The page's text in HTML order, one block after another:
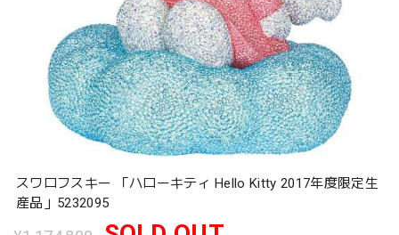
スワロフスキー 「ハローキティ Hello Kitty 2017年度限定生
産品」5232095